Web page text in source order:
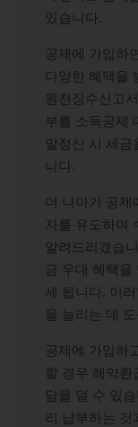
있습니다.
공제에 가입하
다양한 혜택을
원천징수신고
부를 소득공제
말정산 시 세금
니다.
더 나아가 공제
자를 유도하여
알려드리겠습
금 우대 혜택
세 됩니다. 이
을 늘리는 데
공제에 가입하
할 경우 해약환
담을 덜 수 있
리 납부하는 것